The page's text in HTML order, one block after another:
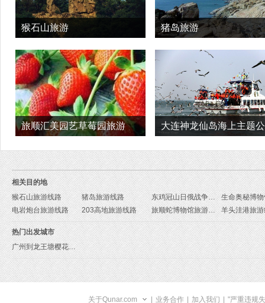
猴石山旅游 猪岛旅游
旅顺汇美园艺草莓园旅游
大连神龙仙岛海上主题
相关目的地
猴石山旅游线路
猪岛旅游线路
东鸡冠山日俄战争遗址旅游线路
电岩炮台旅游线路
203高地旅游线路 旅顺蛇博物馆旅游线路 羊头洼港旅
热门出发城市
广州到龙王塘樱花园旅游报价
关于Qunar.com 业务合作 加入我们 "严重违规